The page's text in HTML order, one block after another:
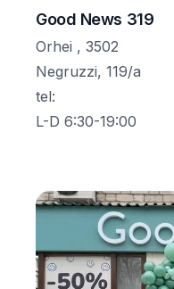
Good News 319
Orhei , 3502
Negruzzi, 119/a
tel:
L-D 6:30-19:00